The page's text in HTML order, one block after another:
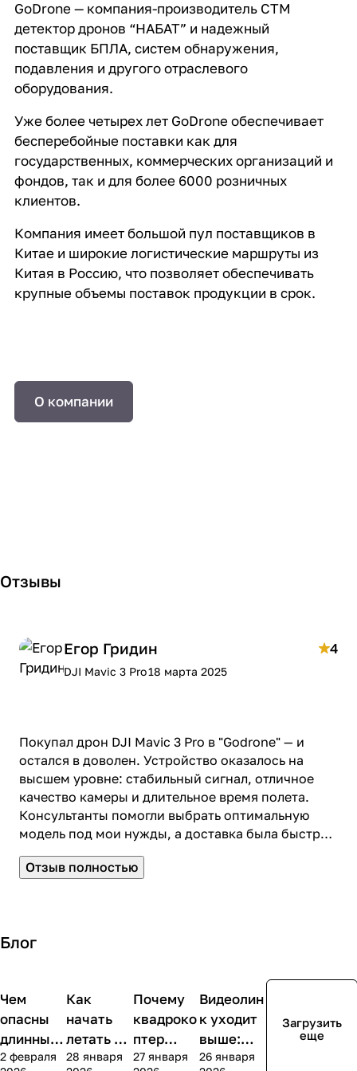
GoDrone — компания-производитель СТМ
детектор дронов “НАБАТ” и надежный
поставщик БПЛА, систем обнаружения,
подавления и другого отраслевого
оборудования.
Уже более четырех лет GoDrone обеспечивает
бесперебойные поставки как для
государственных, коммерческих организаций и
фондов, так и для более 6000 розничных
клиентов.
Компания имеет большой пул поставщиков в
Китае и широкие логистические маршруты из
Китая в Россию, что позволяет обеспечивать
крупные объемы поставок продукции в срок.
О компании
Отзывы
Егор Гридин 4
DJI Mavic 3 Pro18 марта 2025
Покупал дрон DJI Mavic 3 Pro в "Godrone" — и
остался в доволен. Устройство оказалось на
высшем уровне: стабильный сигнал, отличное
качество камеры и длительное время полета.
Консультанты помогли выбрать оптимальную
модель под мои нужды, а доставка была быстрой
Отзыв полностью
Блог
2 февраля
Чем
опасны
длинные
кабели
Обзоры
28 января
Как
начать
летать на
FPV-
Обзоры
27 января
Почему
квадроко
птер
летит
Новости
26 января
Видеолин
к уходит
выше:
расширен
Загрузить
еще